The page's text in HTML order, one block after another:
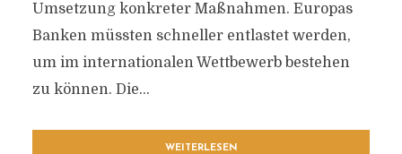
Umsetzung konkreter Maßnahmen. Europas
Banken müssten schneller entlastet werden,
um im internationalen Wettbewerb bestehen
zu können. Die...
WEITERLESEN